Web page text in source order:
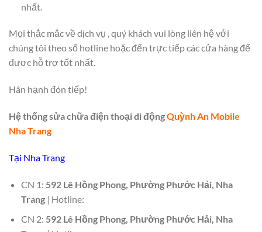
nhất.
Mọi thắc mắc về dịch vụ , quý khách vui lòng liên hệ với
chúng tôi theo số hotline hoặc đến trực tiếp các cửa hàng để
được hỗ trợ tốt nhất.
Hân hạnh đón tiếp!
Hệ thống sửa chữa điện thoại di độngQuỳnh An Mobile
Nha Trang
Tại Nha Trang
CN 1: 592 Lê Hồng Phong, Phường Phước Hải, Nha
Trang| Hotline:
CN 2: 592 Lê Hồng Phong, Phường Phước Hải, Nha